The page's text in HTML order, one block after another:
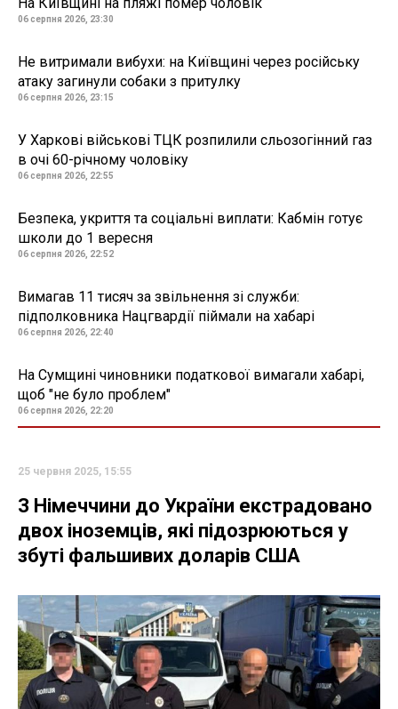
06 серпня 2026, 23:30
Не витримали вибухи: на Київщині через російську
атаку загинули собаки з притулку
06 серпня 2026, 23:15
У Харкові військові ТЦК розпилили сльозогінний газ
в очі 60-річному чоловіку
06 серпня 2026, 22:55
Безпека, укриття та соціальні виплати: Кабмін готує
школи до 1 вересня
06 серпня 2026, 22:52
Вимагав 11 тисяч за звільнення зі служби:
підполковника Нацгвардії піймали на хабарі
06 серпня 2026, 22:40
На Сумщині чиновники податкової вимагали хабарі,
щоб "не було проблем"
06 серпня 2026, 22:20
25 червня 2025, 15:55
З Німеччини до України екстрадовано
двох іноземців, які підозрюються у
збуті фальшивих доларів США